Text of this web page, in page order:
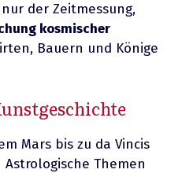
der Zeitmessung,
kosmischer
Bauern und Könige
Mars bis zu da Vincis
Themen